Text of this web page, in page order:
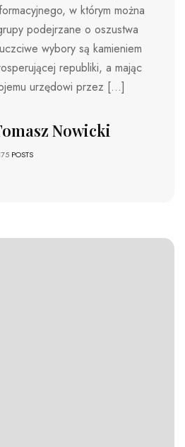
w którym można
podejrzane o oszustwa
wybory są kamieniem
republiki, a mając
urzędowi przez […]
Nowicki
POSTS